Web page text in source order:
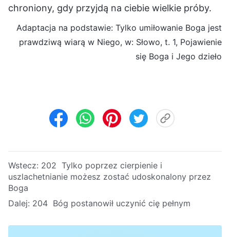
chroniony, gdy przyjdą na ciebie wielkie próby.
Adaptacja na podstawie: Tylko umiłowanie Boga jest
prawdziwą wiarą w Niego, w: Słowo, t. 1, Pojawienie
się Boga i Jego dzieło
Wstecz: 202 Tylko poprzez cierpienie i
uszlachetnianie możesz zostać udoskonalony przez
Boga
Dalej: 204 Bóg postanowił uczynić cię pełnym